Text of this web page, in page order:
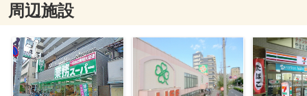
周辺施設